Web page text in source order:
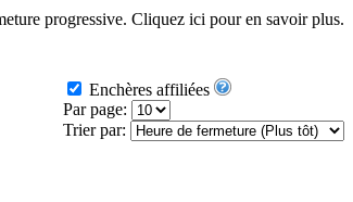
progressive. Cliquez ici pour en savoir plus.
Enchères affiliées
Par page:
Trier par: